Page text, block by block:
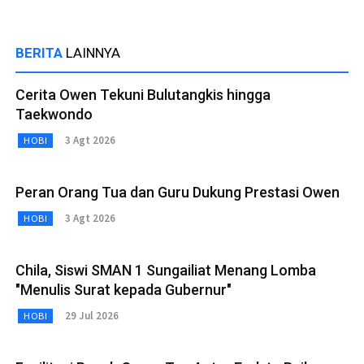
BERITA LAINNYA
Cerita Owen Tekuni Bulutangkis hingga
Taekwondo
HOBI 3 Agt 2026
Peran Orang Tua dan Guru Dukung Prestasi Owen
HOBI 3 Agt 2026
Chila, Siswi SMAN 1 Sungailiat Menang Lomba
"Menulis Surat kepada Gubernur"
HOBI 29 Jul 2026